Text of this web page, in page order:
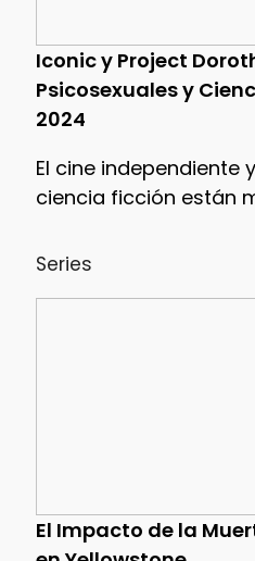
Iconic y Project
Psicosexuales y
2024
El cine independiente
ciencia ficción están
Series
El Impacto de la